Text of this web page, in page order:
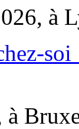
à
à